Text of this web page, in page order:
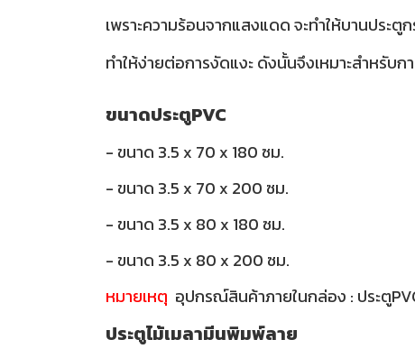
เพราะความร้อนจากแสงแดด จะทำให้บานประ
ทำให้ง่ายต่อการงัดแงะ ดังนั้นจึงเหมาะสำหรับ
ขนาดประตูPVC
- ขนาด 3.5 x 70 x 180 ซม.
- ขนาด 3.5 x 70 x 200 ซม.
- ขนาด 3.5 x 80 x 180 ซม.
- ขนาด 3.5 x 80 x 200 ซม.
หมายเหตุ อุปกรณ์สินค้าภายในกล่อง : ประตู
ประตูไม้เมลามีนพิมพ์ลาย